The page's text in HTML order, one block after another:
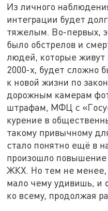
Из личного
интеграции будет
тяжелым. Во-первых,
было обстрелов и
людей, которые живут
2000-х, будет сложно
к новой жизни по
дорожным камерам
штрафам, МФЦ с
курение в
такому привычному
стало понятно ещё в
произошло повышение
ЖКХ. Но тем не менее,
мало чему удивишь, и
ко всему, продолжая